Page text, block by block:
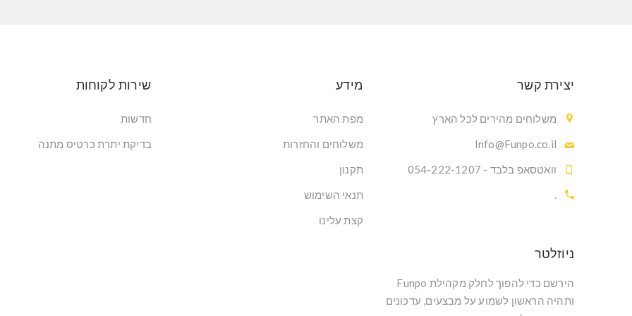
יצירת קשר
משלוחים מהירים לכל הארץ
Info@Funpo.co.il
וואטסאפ בלבד - 054-222-1207
.
מידע
מפת האתר
משלוחים והחזרות
תקנון
תנאי השימוש
קצת עלינו
שירות לקוחות
חדשות
בדיקת יתרת כרטיס מתנה
ניוזלטר
הירשם כדי להפוך לחלק מקהילת Funpo
ותהיה הראשון לשמוע על מבצעים, עדכונים